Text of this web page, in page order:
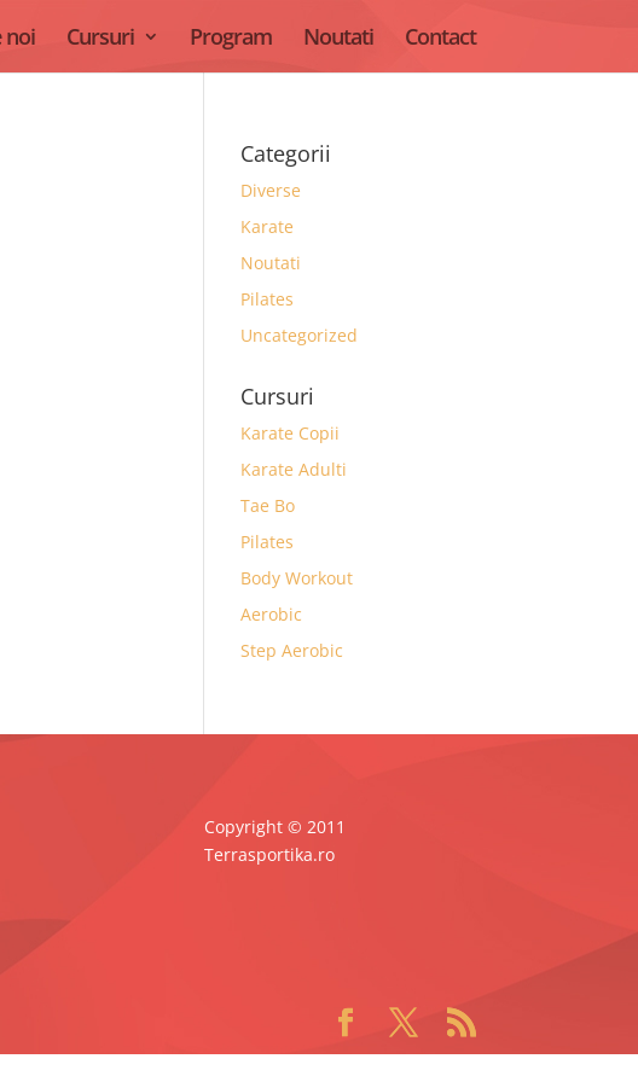
noi Cursuri Program Noutati Contact
Categorii
Diverse
Karate
Noutati
Pilates
Uncategorized
Cursuri
Karate Copii
Karate Adulti
Tae Bo
Pilates
Body Workout
Aerobic
Step Aerobic
Copyright © 2011
Terrasportika.ro